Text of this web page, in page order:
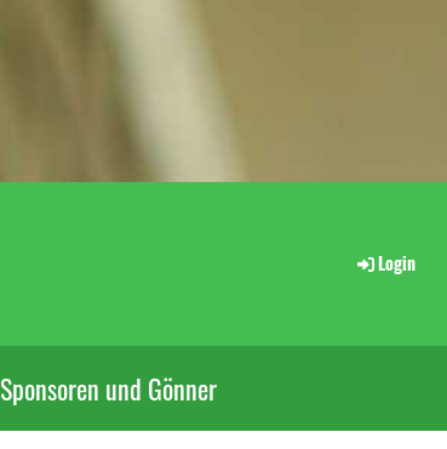
Login
Sponsoren und Gönner